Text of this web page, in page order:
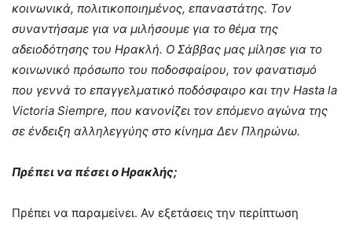
κοινωνικά, πολιτικοποιημένος, επαναστάτης. Τον
συναντήσαμε για να μιλήσουμε για το θέμα της
αδειοδότησης του Ηρακλή. Ο Σάββας μας μίλησε για το
κοινωνικό πρόσωπο του ποδοσφαίρου, τον φανατισμό
που γεννά το επαγγελματικό ποδόσφαιρο και την Hasta la
Victoria Siempre, που κανονίζει τον επόμενο αγώνα της
σε ένδειξη αλληλεγγύης στο κίνημα Δεν Πληρώνω.
Πρέπει να πέσει ο Ηρακλής;
Πρέπει να παραμείνει. Αν εξετάσεις την περίπτωση